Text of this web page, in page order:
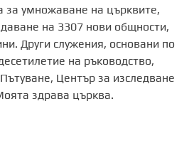
за умножаване на църквите,
на 3307 нови общности,
Други служения, основани по
на ръководство,
Център за изследване
здрава църква.